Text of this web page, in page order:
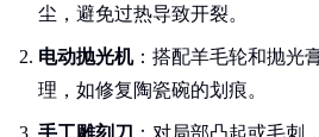
尘，避免过热导致开裂。
电动抛光机：搭配羊毛轮和抛光
理，如修复陶瓷碗的划痕。
手工雕刻刀 ：对局部凸起或毛刺